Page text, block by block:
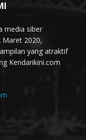
media siber
Maret 2020,
yang atraktif
Kendarikini.com